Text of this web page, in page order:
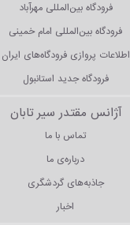
فرودگاه بین‌المللی مهرآباد
فرودگاه بین‌المللی امام خمینی
اطلاعات پروازی فرودگاه‌های ایران
فرودگاه جدید استانبول
آژانس مقتدر سیر تابان
تماس با ما
درباره‌ی ما
جاذبه‌های گردشگری
اخبار